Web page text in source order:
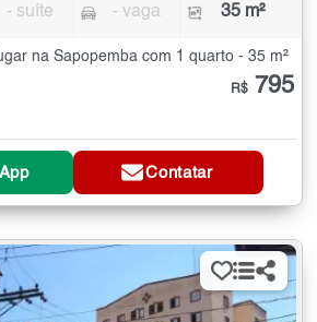
- suíte - vaga 35 m²
na Sapopemba com 1 quarto - 35 m²
R$ 795
Contatar